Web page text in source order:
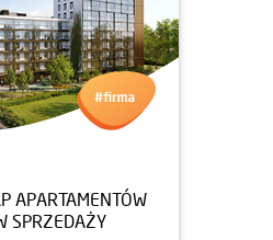
APARTAMENTÓW
SPRZEDAŻY